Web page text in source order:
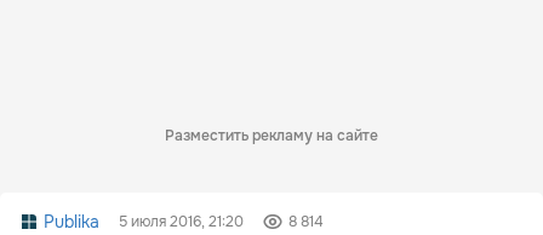
Разместить рекламу на сайте
Publika 5 июля 2016, 21:20 8 814